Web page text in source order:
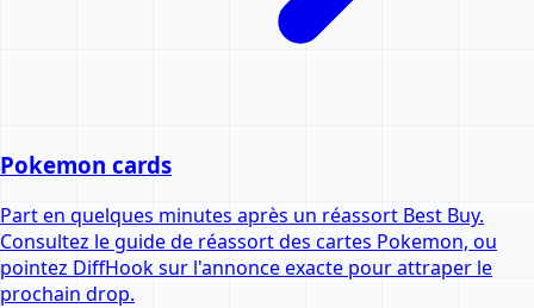
Pokemon cards
Part en quelques minutes après un réassort Best Buy.
Consultez le guide de réassort des cartes Pokemon, ou
pointez DiffHook sur l'annonce exacte pour attraper le
prochain drop.